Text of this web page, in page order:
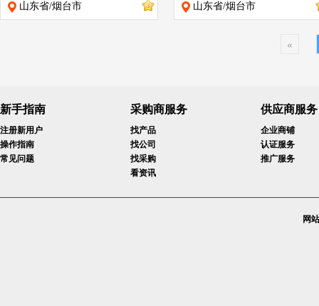
山东省/烟台市 山东省/烟台市
«
新手指南
注册新用户
操作指南
常见问题
采购商服务
找产品
找公司
找采购
看资讯
供应商服务
企业商铺
认证服务
推广服务
网